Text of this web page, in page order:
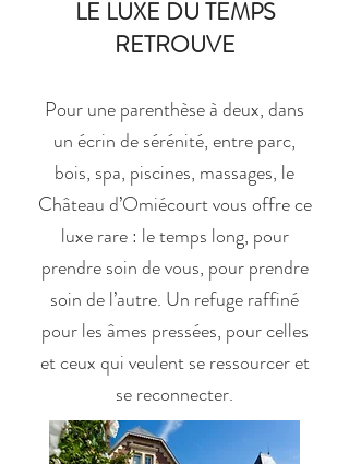
LE LUXE DU TEMPS
RETROUVE
Pour une parenthèse à deux, dans
un écrin de sérénité, entre parc,
bois, spa, piscines, massages, le
Château d’Omiécourt vous offre ce
luxe rare : le temps long, pour
prendre soin de vous, pour prendre
soin de l’autre. Un refuge raffiné
pour les âmes pressées, pour celles
et ceux qui veulent se ressourcer et
se reconnecter.